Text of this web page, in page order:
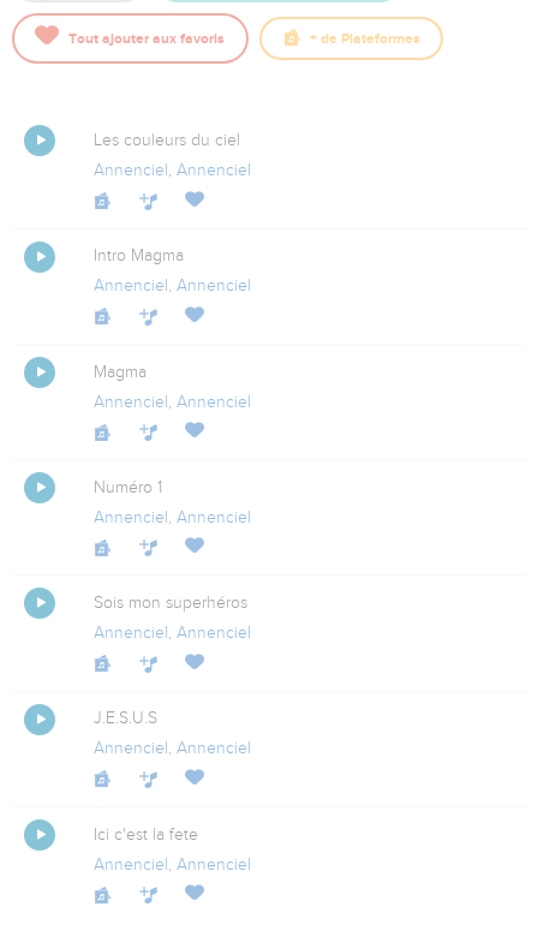
Tout ajouter aux favoris +de Plateformes
Les couleurs du ciel
Annenciel , Annenciel
Intro Magma
Annenciel , Annenciel
Magma
Annenciel Annenciel
Numéro 1
Annenciel
Annenciel
Sois mon superhéros
Annenciel , Annenciel
J.E.S.U.S
Annenciel , Annenciel
Ici c'est la fete
Annenciel Annenciel